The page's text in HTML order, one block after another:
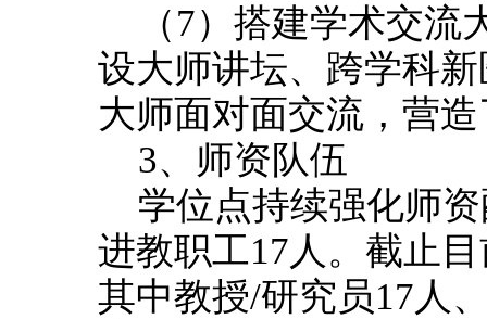
（7）搭建学术交
设大师讲坛、跨学科
大师面对面交流，营
3、师资队伍
学位点持续强化师
进教职工17人。截止
其中教授/研究员17人